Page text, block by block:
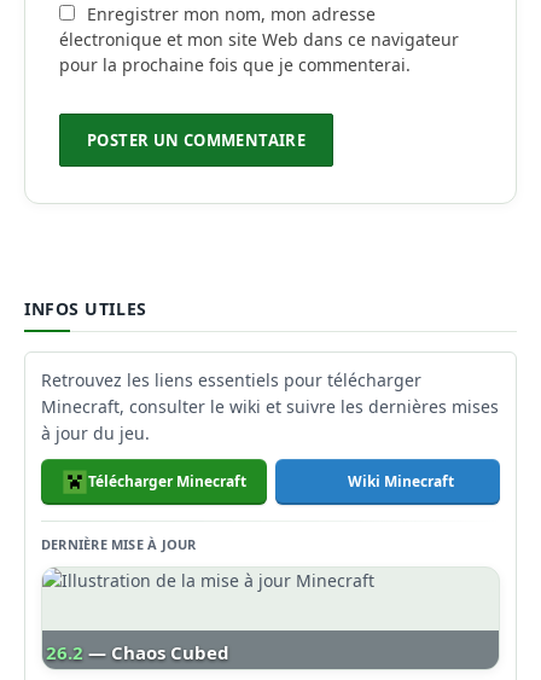
Enregistrer mon nom, mon adresse
électronique et mon site Web dans ce navigateur
pour la prochaine fois que je commenterai.
INFOS UTILES
Retrouvez les liens essentiels pour télécharger
Minecraft, consulter le wiki et suivre les dernières mises
à jour du jeu.
Télécharger Minecraft Wiki Minecraft
DERNIÈRE MISE À JOUR
26.2 — Chaos Cubed